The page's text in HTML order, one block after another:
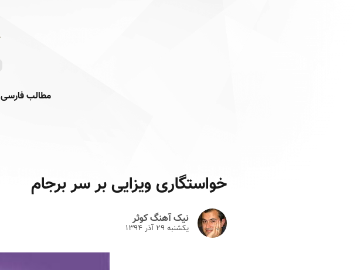
مطالب فارسی
خواستگاری ویزایی بر سر برجام‎
نیک آهنگ کوثر
یکشنبه ۲۹ آذر ۱۳۹۴